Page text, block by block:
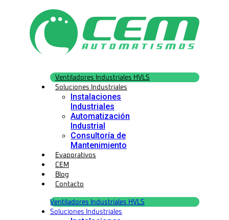
contenido
Ventiladores Industriales HVLS
Soluciones Industriales
Instalaciones
Industriales
Automatización
Industrial
Consultoría de
Mantenimiento
Evaporativos
CEM
Blog
Contacto
Ventiladores Industriales HVLS
Soluciones Industriales